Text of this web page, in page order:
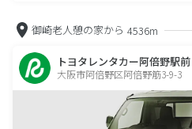
御崎老人憩の家から 4536m
トヨタレンタカー阿倍野駅前
大阪市阿倍野区阿倍野筋3-9-3